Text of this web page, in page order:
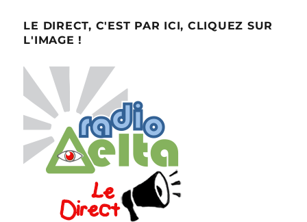
LE DIRECT, C'EST PAR ICI, CLIQUEZ SUR
L'IMAGE !